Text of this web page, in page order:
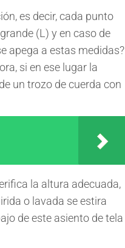
es decir, cada punto
(L) y en caso de
apega a estas medidas?
si en ese lugar la
un trozo de cuerda con
la altura adecuada,
o lavada se estira
de este asiento de tela